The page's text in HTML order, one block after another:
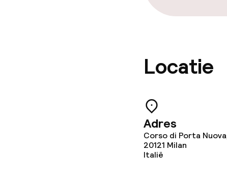
Zakelijke
Locatie
Adres
Corso di Porta
20121 Milan
Italië